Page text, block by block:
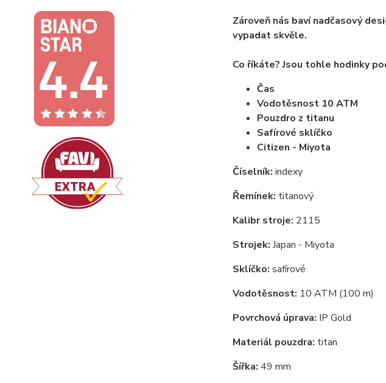
Zároveň nás baví nadčasový
vypadat skvěle.
Co říkáte? Jsou tohle hodinky
Čas
Vodotěsnost 10 ATM
Pouzdro z titanu
Safírové sklíčko
Citizen - Miyota
Číselník: indexy
Řemínek: titanový
Kalibr stroje: 2115
Strojek: Japan - Miyota
Sklíčko: safírové
Vodotěsnost: 10 ATM (100 m)
Povrchová úprava: IP Gold
Materiál pouzdra: titan
Šířka: 49 mm